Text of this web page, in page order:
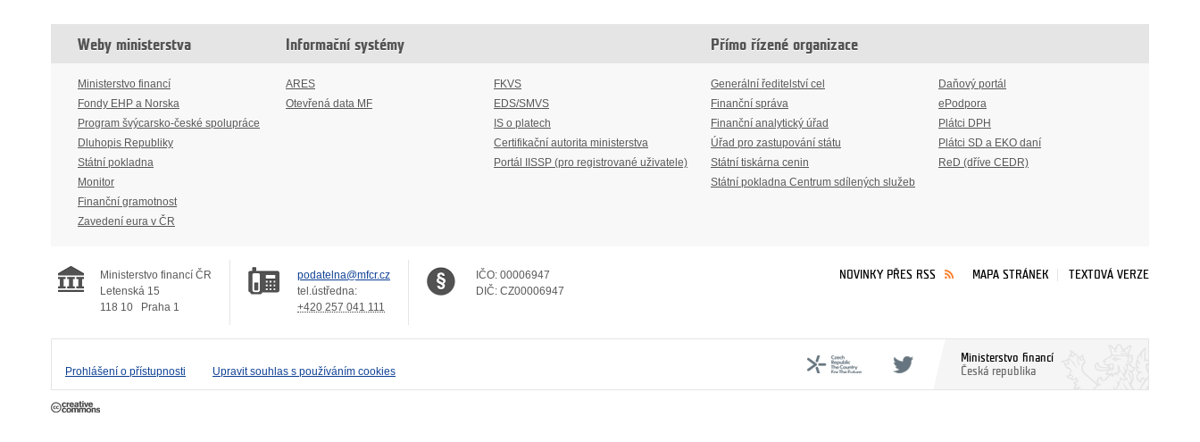
Weby ministerstva
Ministerstvo financí
Fondy EHP a Norska
Program švýcarsko-české spolupráce
Dluhopis Republiky
Státní pokladna
Monitor
Finanční gramotnost
Zavedení eura v ČR
Informační systémy
ARES
Otevřená data MF
FKVS
EDS/SMVS
IS o platech
Certifikační autorita ministerstva
Portál IISSP (pro registrované uživatele)
Přímo řízené organizace
Generální ředitelství cel
Finanční správa
Finanční analytický úřad
Úřad pro zastupování státu
Státní tiskárna cenin
Státní pokladna Centrum sdílených služeb
Daňový portál
ePodpora
Plátci DPH
Plátci SD a EKO daní
ReD (dříve CEDR)
Ministerstvo financí ČR
Letenská 15
118 10
Praha 1
podatelna@mfcr.cz
tel.ústředna:
+420 257 041 111
IČO: 00006947
DIČ: CZ00006947
NOVINKY PŘES RSS MAPA STRÁNEK TEXTOVÁ VERZE
Prohlášení o přístupnosti Upravit souhlas s používáním cookies
Ministerstvo financí
Česká republika